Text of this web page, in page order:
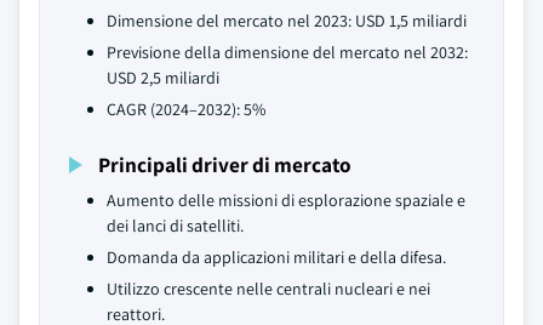
Dimensione del mercato nel 2023: USD 1,5 miliardi
Previsione della dimensione del mercato nel 2032:
USD 2,5 miliardi
CAGR (2024–2032): 5%
Principali driver di mercato
Aumento delle missioni di esplorazione spaziale e
dei lanci di satelliti.
Domanda da applicazioni militari e della difesa.
Utilizzo crescente nelle centrali nucleari e nei
reattori.